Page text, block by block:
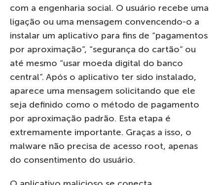
com a engenharia social. O usuário recebe uma
ligação ou uma mensagem convencendo-o a
instalar um aplicativo para fins de “pagamentos
por aproximação”, “segurança do cartão” ou
até mesmo “usar moeda digital do banco
central”. Após o aplicativo ter sido instalado,
aparece uma mensagem solicitando que ele
seja definido como o método de pagamento
por aproximação padrão. Esta etapa é
extremamente importante. Graças a isso, o
malware não precisa de acesso root, apenas
do consentimento do usuário.